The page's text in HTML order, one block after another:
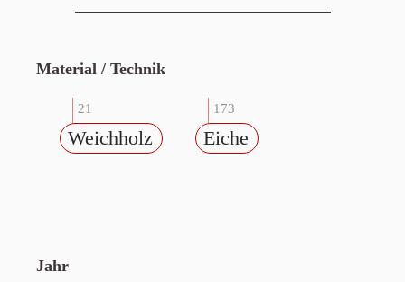
Material / Technik
21
Weichholz
173
Eiche
Jahr